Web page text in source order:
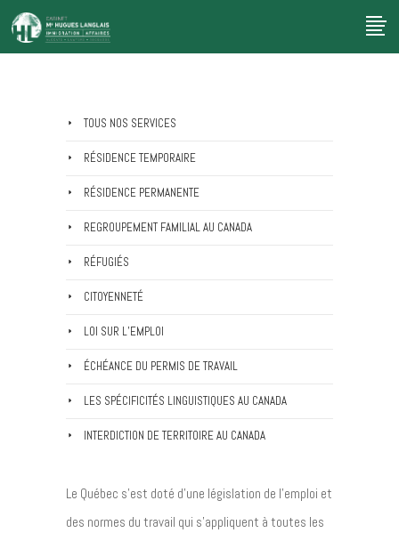
TOUS NOS SERVICES
RÉSIDENCE TEMPORAIRE
RÉSIDENCE PERMANENTE
REGROUPEMENT FAMILIAL AU CANADA
RÉFUGIÉS
CITOYENNETÉ
LOI SUR L’EMPLOI
ÉCHÉANCE DU PERMIS DE TRAVAIL
LES SPÉCIFICITÉS LINGUISTIQUES AU CANADA
INTERDICTION DE TERRITOIRE AU CANADA
Le Québec s’est doté d’une législation de l’emploi et
des normes du travail qui s’appliquent à toutes les